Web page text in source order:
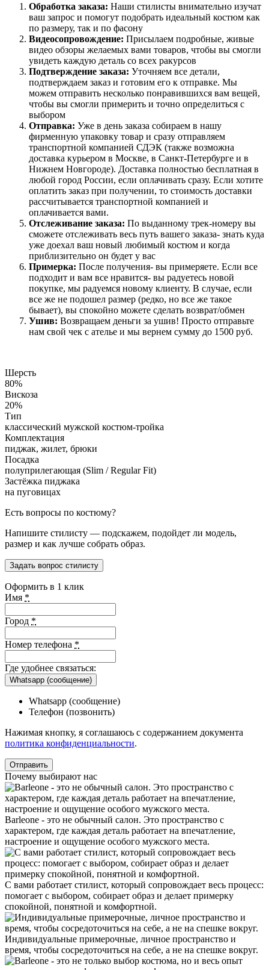
Обработка заказа: Наши стилисты внимательно изучат
ваш запрос и помогут подобрать идеальный костюм как
по размеру, так и по фасону
Видеосопровождение: Присылаем подробные, живые
видео обзоры желаемых вами товаров, чтобы вы смогли
увидеть каждую деталь со всех ракурсов
Подтверждение заказа: Уточняем все детали,
подтверждаем заказ и готовим его к отправке. Мы
можем отправить несколько понравившихся вам вещей,
чтобы вы смогли примерить и точно определиться с
выбором
Отправка: Уже в день заказа собираем в нашу
фирменную упаковку товар и сразу отправляем
транспортной компанией СДЭК (также возможна
доставка курьером в Москве, в Санкт-Петербурге и в
Нижнем Новгороде). Доставка полностью бесплатная в
любой город России, если оплачивать сразу. Если хотите
оплатить заказ при получении, то стоимость доставки
рассчитывается транспортной компанией и
оплачивается вами.
Отслеживание заказа: По выданному трек-номеру вы
сможете отслеживать весь путь вашего заказа- знать куда
уже доехал ваш новый любимый костюм и когда
приблизительно он будет у вас
Примерка: После получения- вы примеряете. Если все
подходит и вам все нравится- вы радуетесь новой
покупке, мы радуемся новому клиенту. В случае, если
все же не подошел размер (редко, но все же такое
бывает), вы спокойно можете сделать возврат/обмен
Ушив: Возвращаем деньги за ушив! Просто отправьте
нам свой чек с ателье и мы вернем сумму до 1500 руб.
Шерсть
80%
Вискоза
20%
Тип
классический мужской костюм-тройка
Комплектация
пиджак, жилет, брюки
Посадка
полуприлегающая (Slim / Regular Fit)
Застёжка пиджака
на пуговицах
Есть вопросы по костюму?
Напишите стилисту — подскажем, подойдет ли модель,
размер и как лучше собрать образ.
Задать вопрос стилисту
Оформить в 1 клик
Имя *
Город *
Номер телефона *
Где удобнее связаться:
Whatsapp (сообщение)
Whatsapp (сообщение)
Телефон (позвонить)
Нажимая кнопку, я соглашаюсь с содержанием документа
политика конфиденциальности.
Почему выбирают нас
Barleone - это не обычный салон. Это пространство с
характером, где каждая деталь работает на впечатление,
настроение и ощущение особого мужского места.
С вами работает стилист, который сопровождает весь процесс:
помогает с выбором, собирает образ и делает примерку
спокойной, понятной и комфортной.
Индивидуальные примерочные, личное пространство и
время, чтобы сосредоточиться на себе, а не на спешке вокруг.